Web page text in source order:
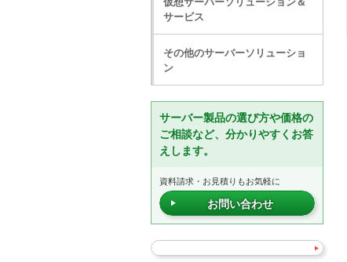
サービス
その他のサーバーソリューショ
ン
サーバー製品の選び方や価格の
ご相談など、分かりやすくお答
えします。
資料請求・お見積りもお気軽に
お問い合わせ